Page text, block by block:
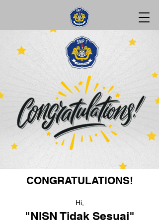
CONGRATULATIONS!
Hi,
"NISN Tidak Sesuai"